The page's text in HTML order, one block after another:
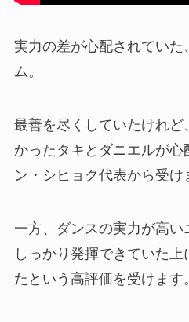
実力の差が心配されていた
ム。
最善を尽くしていたけれど
かったタキとダニエルが
ン・シヒョク代表から受け
一方、ダンスの実力が高い
しっかり発揮できていた
たという高評価を受けます。